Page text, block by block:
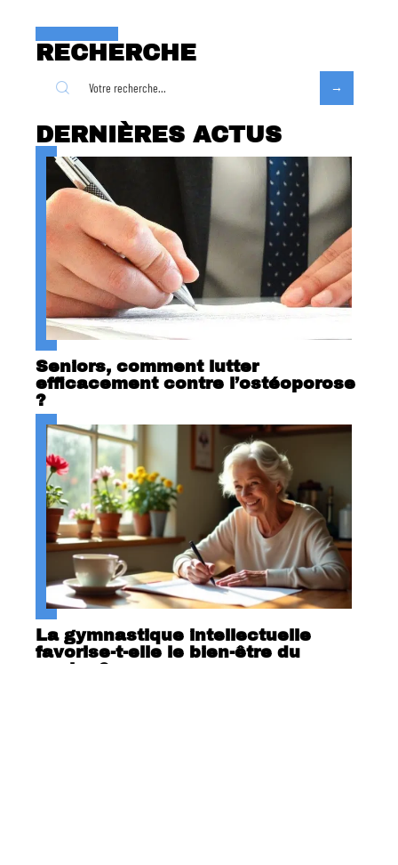
RECHERCHE
DERNIÈRES ACTUS
Seniors, comment lutter
efficacement contre l’ostéoporose
?
La gymnastique intellectuelle
favorise-t-elle le bien-être du
senior ?